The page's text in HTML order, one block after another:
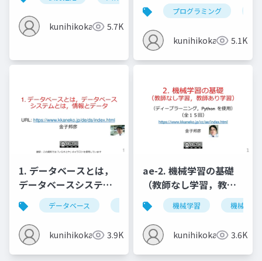
kunihikokaneko5.7K
のインストール
(Windows 上) (2022年
4月の最新版)
プログラミング
kunihikokaneko5.1K
1. データベースとは，
データベースシステム
とは，情報とデータ
データベース データベースシステム 情報とデータ
kunihikokaneko3.9K
ae-2. 機械学習の基礎
（教師なし学習，教師
あり学習）
機械学習 機械学習
kunihikokaneko3.6K